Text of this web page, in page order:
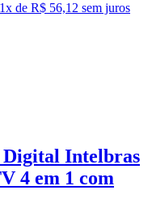
1x de R$ 56,12 sem juros
Intelbras
4 em 1 com